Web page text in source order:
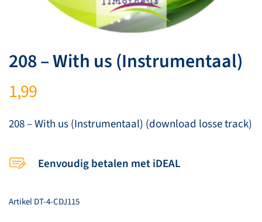
208 – With us (Instrumentaal)
1,99
208 – With us (Instrumentaal) (download losse track)
Eenvoudig betalen met iDEAL
ArtikelDT-4-CDJ115